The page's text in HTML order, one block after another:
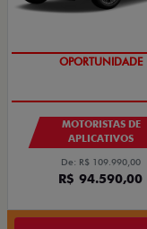
OPORTUNIDADE
MOTORISTAS DE
APLICATIVOS
De: R$ 109.990,00
R$ 94.590,00